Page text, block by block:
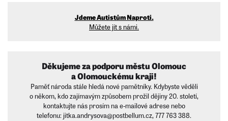
Jdeme Autistům Naproti.
Můžete jít s námi.
Děkujeme za podporu městu Olomouc
a Olomouckému kraji!
Paměť národa stále hledá nové pamětníky. Kdybyste věděli
o někom, kdo zajímavým způsobem prožil dějiny 20. století,
kontaktujte nás prosím na e-mailové adrese nebo
telefonu: jitka.andrysova@postbellum.cz, 777 763 388.